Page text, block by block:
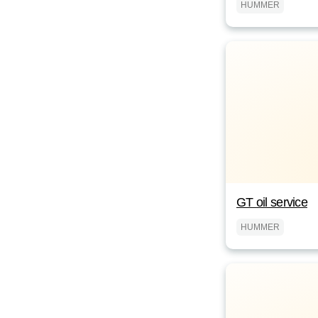
HUMMER
GT oil service
HUMMER